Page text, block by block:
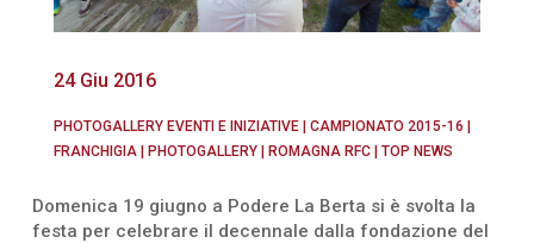
24 Giu 2016
PHOTOGALLERY EVENTI E INIZIATIVE| CAMPIONATO 2015-16 |
FRANCHIGIA| PHOTOGALLERY| ROMAGNA RFC| TOP NEWS
Domenica 19 giugno a Podere La Berta si è svolta la
festa per celebrare il decennale dalla fondazione del